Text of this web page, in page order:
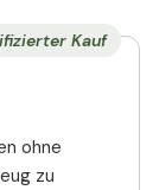
Kauf
ohne
zu